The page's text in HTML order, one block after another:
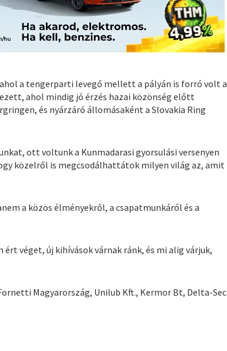
a tengerparti levegő mellett a pályán is forró volt a
ahol mindig jó érzés hazai közönség előtt
és nyárzáró állomásaként a Slovakia Ring
ott voltunk a Kunmadarasi gyorsulási versenyen
közelről is megcsodálhattátok milyen világ az, amit
a közös élményekről, a csapatmunkáról és a
ért véget, új kihívások várnak ránk, és mi alig várjuk,
Magyarország, Unilub Kft., Kermor Bt, Delta-Sec